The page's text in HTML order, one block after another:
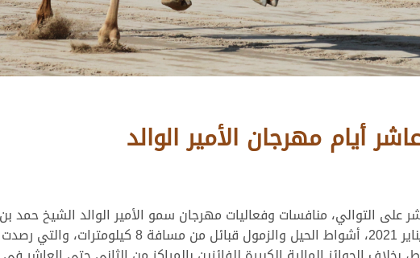
أيام مهرجان الأمير الوالد
على التوالي، منافسات وفعاليات مهرجان سمو الأمير الوالد الشيخ حمد
حيث أقيمت مساء اليوم الاثنين 25 يناير 2021،